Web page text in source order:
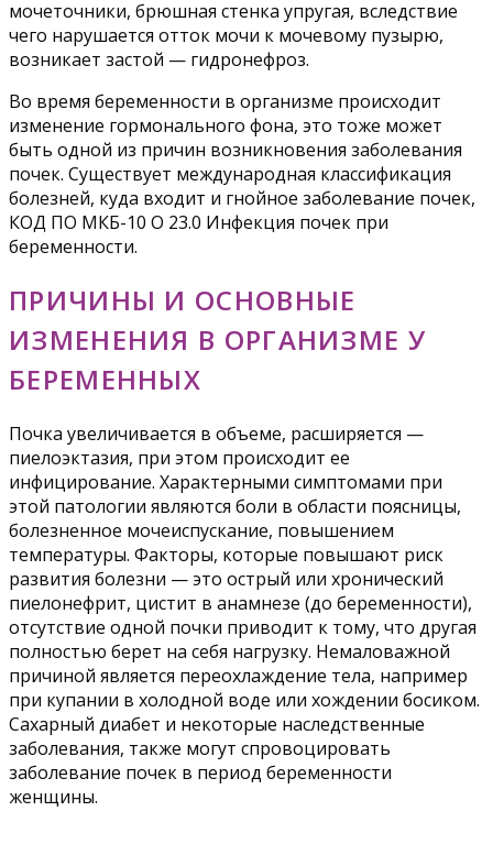
мочеточники, брюшная стенка упругая, вследствие
чего нарушается отток мочи к мочевому пузырю,
возникает застой — гидронефроз.
Во время беременности в организме происходит
изменение гормонального фона, это тоже может
быть одной из причин возникновения заболевания
почек. Существует международная классификация
болезней, куда входит и гнойное заболевание почек,
КОД ПО МКБ-10 О 23.0 Инфекция почек при
беременности.
ПРИЧИНЫ И ОСНОВНЫЕ
ИЗМЕНЕНИЯ В ОРГАНИЗМЕ У
БЕРЕМЕННЫХ
Почка увеличивается в объеме, расширяется —
пиелоэктазия, при этом происходит ее
инфицирование. Характерными симптомами при
этой патологии являются боли в области поясницы,
болезненное мочеиспускание, повышением
температуры. Факторы, которые повышают риск
развития болезни — это острый или хронический
пиелонефрит, цистит в анамнезе (до беременности),
отсутствие одной почки приводит к тому, что другая
полностью берет на себя нагрузку. Немаловажной
причиной является переохлаждение тела, например
при купании в холодной воде или хождении босиком.
Сахарный диабет и некоторые наследственные
заболевания, также могут спровоцировать
заболевание почек в период беременности
женщины.